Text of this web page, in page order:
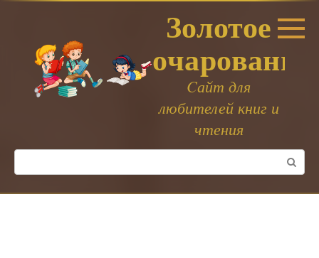
Золотое
очарование
Cайт для
любителей книг и
чтения
Поиск: